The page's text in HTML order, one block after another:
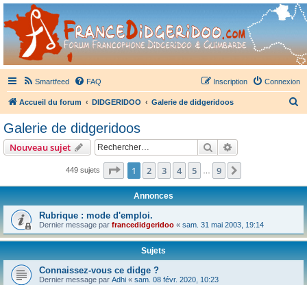
France Didgeridoo
Didgeridoo et Guimbarde sur France Didgeridoo - retrouvez la communauté.
Smartfeed FAQ Connexion
Inscription
Accueil du forum DIDGERIDOO Galerie de didgeridoos
r
e
Galerie de didgeridoos
Nouveau sujet Rechercher
449 sujets Page 1sur9
1 2 3 4 5 … 9
Annonces
Rubrique : mode d'emploi.
Dernier message par francedidgeridoo « sam. 31 mai 2003, 19:14
Sujets
Connaissez-vous ce didge ?
Dernier message par Adhi « sam. 08 févr. 2020, 10:23